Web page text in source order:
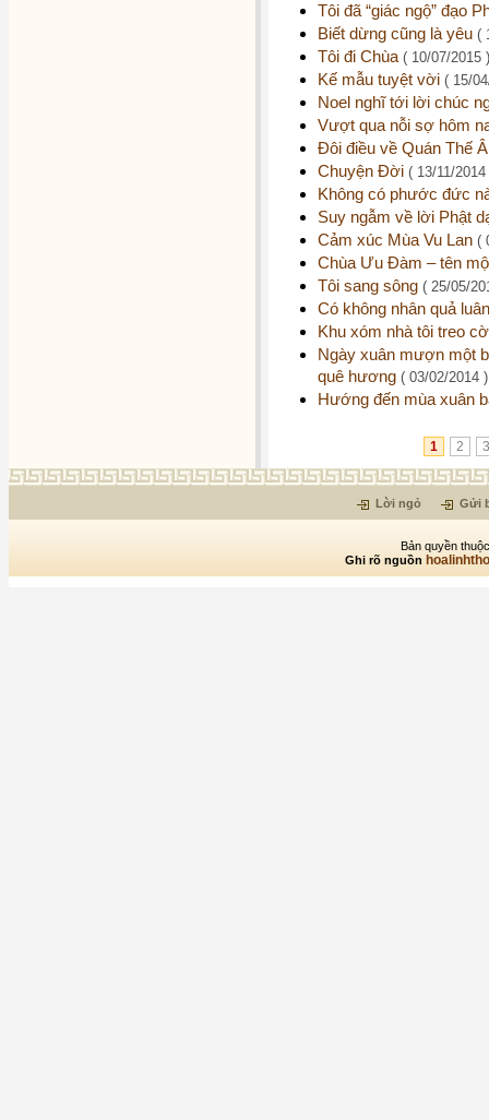
Tôi đã “giác ngộ” đạo
Biết dừng cũng là yêu (
Tôi đi Chùa ( 10/07/2015 )
Kế mẫu tuyệt vời ( 15/
Noel nghĩ tới lời chúc
Vượt qua nỗi sợ hôm
Đôi điều về Quán Thế
Chuyện Đời ( 13/11/2014
Không có phước đức
Suy ngẫm về lời Phật
Cảm xúc Mùa Vu Lan (
Chùa Ưu Đàm – tên
Tôi sang sông ( 25/05/
Có không nhân quả
Khu xóm nhà tôi treo
Ngày xuân mượn một
quê hương ( 03/02/2014 )
Hướng đến mùa xuân
1 2 3
Lời ngỏ Gửi
Bản quyền
Ghi rõ nguồn